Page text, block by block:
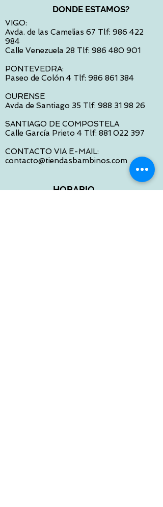
DONDE ESTAMOS?
VIGO:
Avda. de las Camelias 67 Tlf: 986 422
984
Calle Venezuela 28 Tlf: 986 480 901
PONTEVEDRA:
Paseo de Colón 4 Tlf: 986 861 384
OURENSE
Avda de Santiago 35 Tlf: 988 31 98 26
SANTIAGO DE COMPOSTELA
Calle García Prieto 4 Tlf: 881 022 397
CONTACTO VIA E-MAIL:
contacto@tiendasbambinos.com
HORARIO